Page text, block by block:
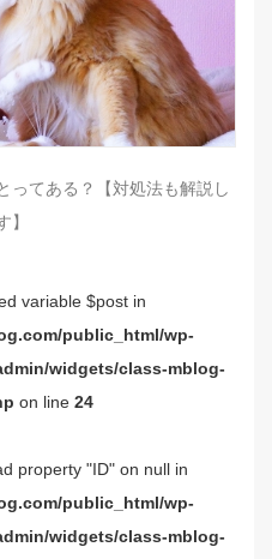
ってある？【対処法も解説し
】
variable $post in
public_html/wp-
widgets/class-mblog-
on line 24
property "ID" on null in
public_html/wp-
widgets/class-mblog-